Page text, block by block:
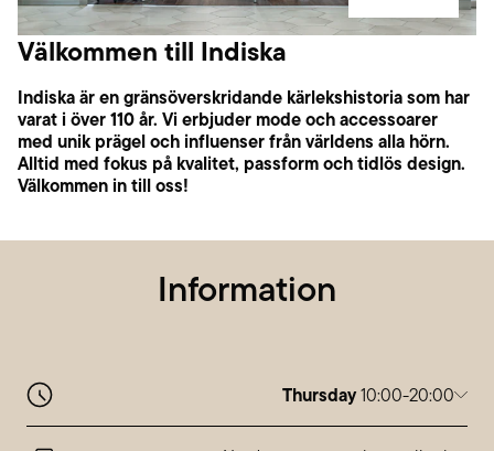
Välkommen till Indiska
Indiska är en gränsöverskridande kärlekshistoria som har
varat i över 110 år. Vi erbjuder mode och accessoarer
med unik prägel och influenser från världens alla hörn.
Alltid med fokus på kvalitet, passform och tidlös design.
Välkommen in till oss!
Information
Thursday10:00-20:00
Monday
10:00-20:00